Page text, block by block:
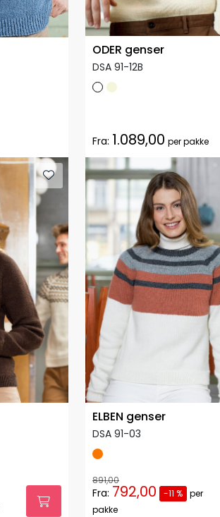
ODER genser
DSA 91-12B
Fra: 1.089,00 per pakke
ELBEN genser
DSA 91-03
891,00
Fra: 792,00 -11 % per
pakke